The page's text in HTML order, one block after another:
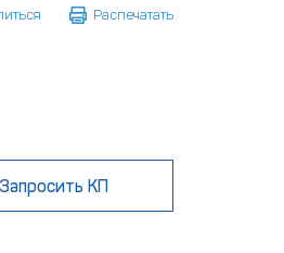
Распечатать
Запросить КП